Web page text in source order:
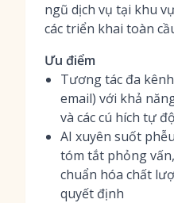
ngũ dịch vụ tại khu
các triển khai toàn
Ưu điểm
Tương tác đa
email) với khả
và các cú hích tự
AI xuyên suốt
tóm tắt phỏng vấn,
chuẩn hóa chất
quyết định